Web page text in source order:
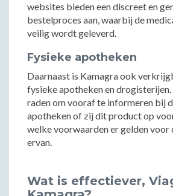
websites bieden een discreet en
bestelproces aan, waarbij de
veilig wordt geleverd.
Fysieke apotheken
Daarnaast is Kamagra ook
fysieke apotheken en drogisterijen.
raden om vooraf te informeren bij
apotheken of zij dit product op
welke voorwaarden er gelden voor
ervan.
Wat is effectiever,